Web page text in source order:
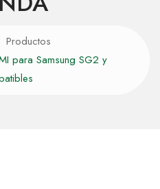
Productos
para Samsung SG2 y